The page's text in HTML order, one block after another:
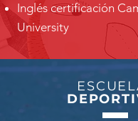
Inglés certificación
University